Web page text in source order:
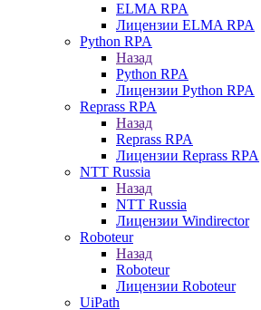
ELMA RPA
Лицензии ELMA RPA
Python RPA
Назад
Python RPA
Лицензии Python RPA
Reprass RPA
Назад
Reprass RPA
Лицензии Reprass RPA
NTT Russia
Назад
NTT Russia
Лицензии Windirector
Roboteur
Назад
Roboteur
Лицензии Roboteur
UiPath